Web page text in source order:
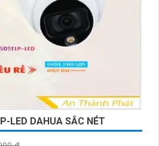
LED DAHUA SẮC NÉT